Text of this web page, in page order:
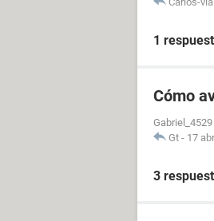
1
Cómo
Gabriel_4529
Gt - 17
3